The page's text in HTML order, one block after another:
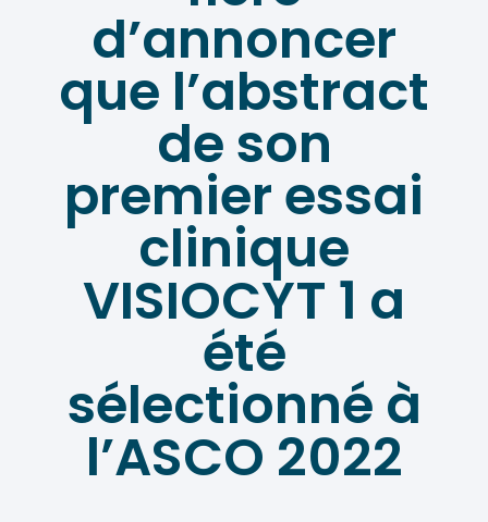
d’annoncer
que l’abstract
de son
premier essai
clinique
VISIOCYT 1 a
été
sélectionné à
l’ASCO 2022